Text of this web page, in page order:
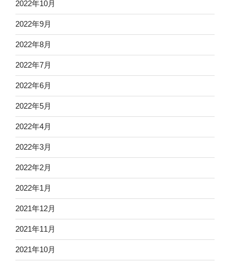
2022年10月
2022年9月
2022年8月
2022年7月
2022年6月
2022年5月
2022年4月
2022年3月
2022年2月
2022年1月
2021年12月
2021年11月
2021年10月